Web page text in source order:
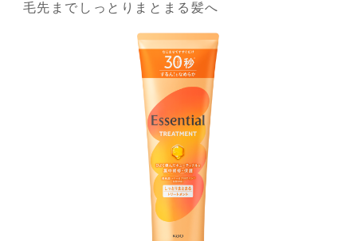
毛先までしっとりまとまる髪へ